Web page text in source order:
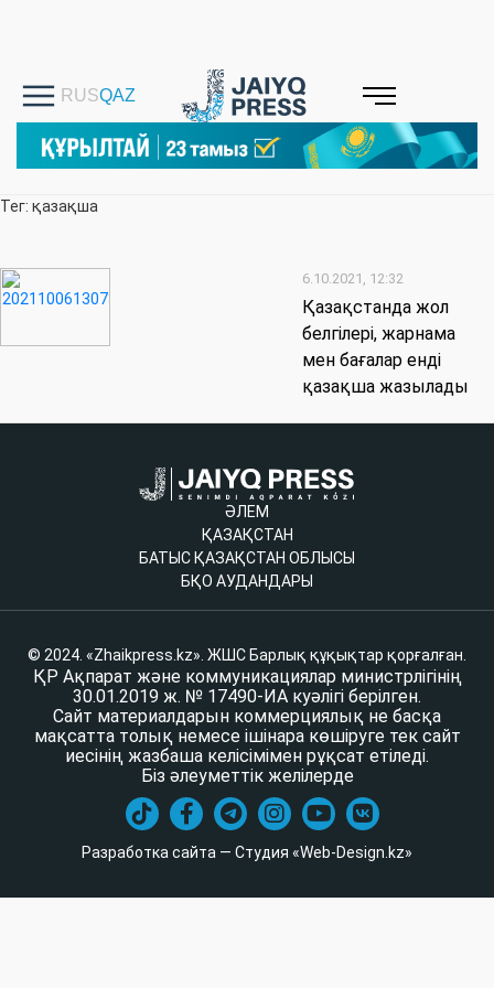
Тег: қазақша
6.10.2021, 12:32
Қазақстанда жол
белгілері, жарнама
мен бағалар енді
қазақша жазылады
ӘЛЕМ
ҚАЗАҚСТАН
БАТЫС ҚАЗАҚСТАН ОБЛЫСЫ
БҚО АУДАНДАРЫ
© 2024. «Zhaikpress.kz». ЖШС Барлық құқықтар қорғалған.
ҚР Ақпарат және коммуникациялар министрлігінің
30.01.2019 ж. № 17490-ИА куәлігі берілген.
Сайт материалдарын коммерциялық не басқа
мақсатта толық немесе ішінара көшіруге тек сайт
иесінің жазбаша келісімімен рұқсат етіледі.
Біз әлеуметтік желілерде
Разработка сайта — Студия «Web-Design.kz»